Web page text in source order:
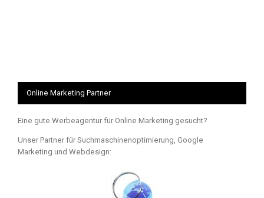
Online Marketing Partner
Eine gute Werbeagentur für Online Marketing gesucht?
Unser Partner für Suchmaschinenoptimierung, Google
Marketing und Webdesign: